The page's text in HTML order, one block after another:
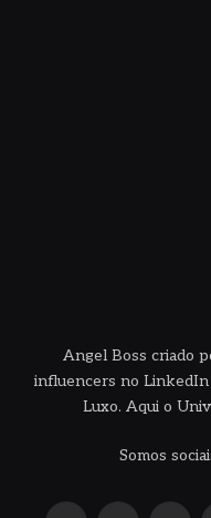
Angel Boss criado
influencers no
Luxo. Aqui o
Somos